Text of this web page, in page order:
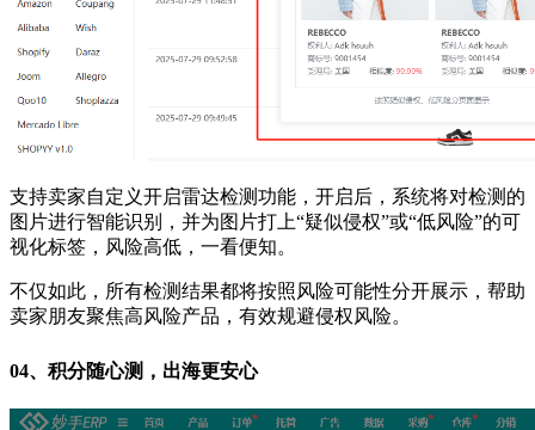
支持卖家自定义开启雷达检测功能，开启后，系统将对检测的
图片进行智能识别，并为图片打上“疑似侵权”或“低风险”的可
视化标签，风险高低，一看便知。
不仅如此，所有检测结果都将按照风险可能性分开展示，帮助
卖家朋友聚焦高风险产品，有效规避侵权风险。
04、 积分随心测，出海更安心